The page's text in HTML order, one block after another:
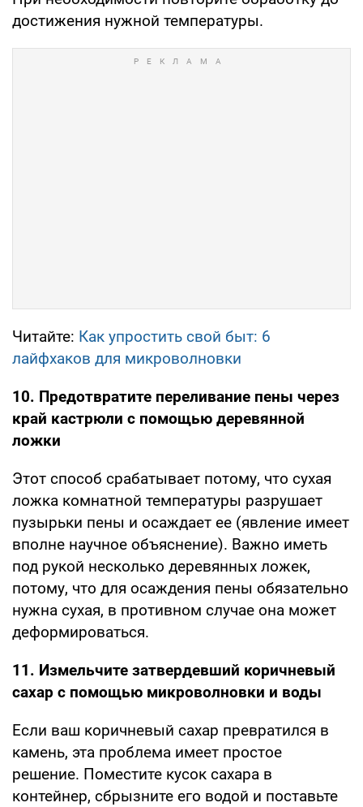
достижения нужной температуры.
Читайте: Как упростить свой быт: 6
лайфхаков для микроволновки
10. Предотвратите переливание пены через
край кастрюли с помощью деревянной
ложки
Этот способ срабатывает потому, что сухая
ложка комнатной температуры разрушает
пузырьки пены и осаждает ее (явление имеет
вполне научное объяснение). Важно иметь
под рукой несколько деревянных ложек,
потому, что для осаждения пены обязательно
нужна сухая, в противном случае она может
деформироваться.
11. Измельчите затвердевший коричневый
сахар с помощью микроволновки и воды
Если ваш коричневый сахар превратился в
камень, эта проблема имеет простое
решение. Поместите кусок сахара в
контейнер, сбрызните его водой и поставьте